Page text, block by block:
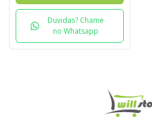
Duvidas? Chame
no Whatsapp